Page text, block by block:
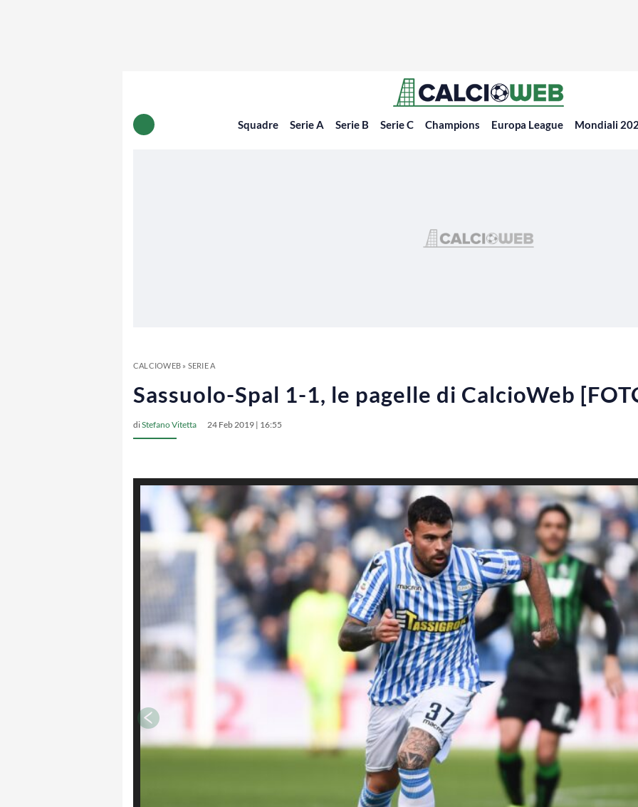
Squadre Serie A Serie B Serie C Champions Europa League Mondiali
CALCIOWEB» SERIE A
Sassuolo-Spal 1-1, le pagelle di CalcioWeb
diStefano Vitetta 24 Feb 2019 | 16:55